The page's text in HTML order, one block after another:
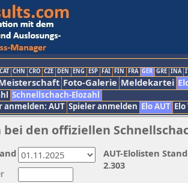
CAT CHN CRO CZE DEN ENG ESP FAI FIN FRA GER GRE INA
Foto-Galerie Meldekartei
Schnellschach-Elozahl
anmelden: AUT Spieler anmelden Elo AUT
den offiziellen
AUT-Elolisten
2.303